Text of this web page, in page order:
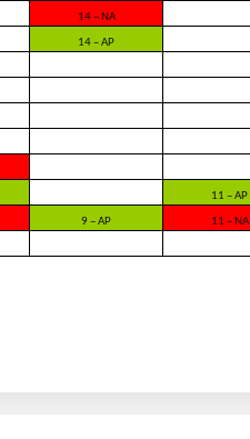
14 – NA
14 – AP
11 – AP
9 – AP 11 – NA